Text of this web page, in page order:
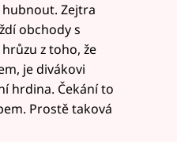
Zejtra
obchody s
z toho, že
je divákovi
hrdina. Čekání to
Prostě taková